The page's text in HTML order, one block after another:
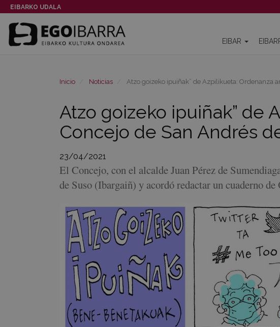
EIBARKO UDALA
EIBAR
Inicio Noticias Atzo goizeko ipuiñak” de Azpilikueta: Ordenanza
Atzo goizeko ipuiñak” de
Concejo de San Andrés
23/04/2021
El Concejo, con el alcalde Juan Pérez de
de Suso (Ibargaiñ) y acordó redactar un cuaderno de